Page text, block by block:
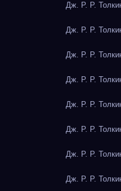
Дж. Р. Р.
Дж. Р. Р.
Дж. Р. Р.
Дж. Р. Р.
Дж. Р. Р.
Дж. Р. Р.
Дж. Р. Р.
Дж. Р. Р.